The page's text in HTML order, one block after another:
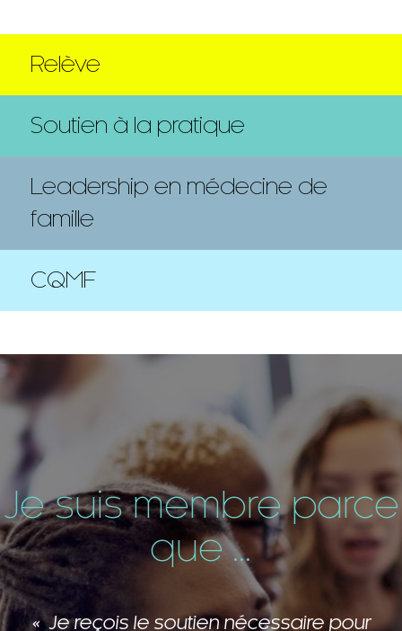
Relève
Soutien à la pratique
Leadership en médecine de
famille
CQMF
Je suis membre parce
que ...
Je reçois le soutien nécessaire pour